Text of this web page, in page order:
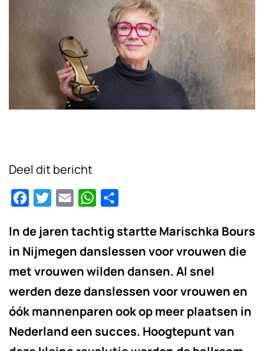
Deel dit bericht
FacebookTwitterEmail WhatsApp
In de jaren tachtig startte Marischka Bours
in Nijmegen danslessen voor vrouwen die
met vrouwen wilden dansen. Al snel
werden deze danslessen voor vrouwen en
óók mannenparen ook op meer plaatsen in
Nederland een succes. Hoogtepunt van